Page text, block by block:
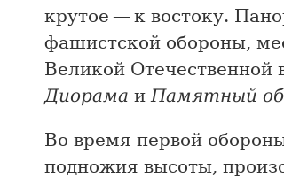
крутое — к востоку.
фашистской обороны,
Великой
Диорама и Памятный
Во время первой
подножия высоты,